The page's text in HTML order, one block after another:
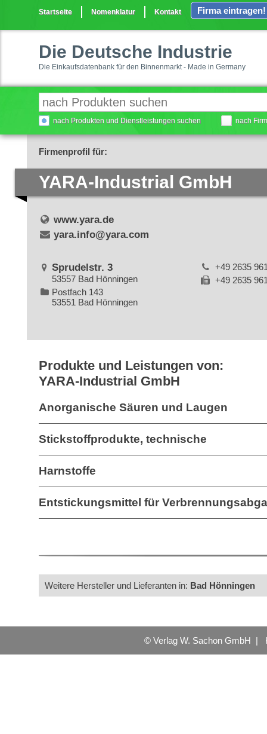
Startseite Nomenklatur Kontakt Firma eintragen!
Die Deutsche Industrie
Die Einkaufsdatenbank für den Binnenmarkt - Made in Germany
nach Produkten und Dienstleistungen suchen nach
Firmenprofil für:
YARA-Industrial GmbH
www.yara.de
yara.info@yara.com
Sprudelstr. 3
53557 Bad Hönningen
Postfach 143
53551 Bad Hönningen
+49 2635
+49 2635
Produkte und Leistungen von:
YARA-Industrial GmbH
Anorganische Säuren und Laugen
Stickstoffprodukte, technische
Harnstoffe
Entstickungsmittel für
Weitere Hersteller und Lieferanten in: Bad Hönningen
© Verlag W. Sachon GmbH |